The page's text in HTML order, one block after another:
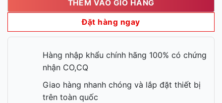
THÊM VÀO GIỎ HÀNG
Đặt hàng ngay
Hàng nhập khẩu chính hãng 100% có chứng
nhận CO,CQ
Giao hàng nhanh chóng và lắp đặt thiết bị
trên toàn quốc